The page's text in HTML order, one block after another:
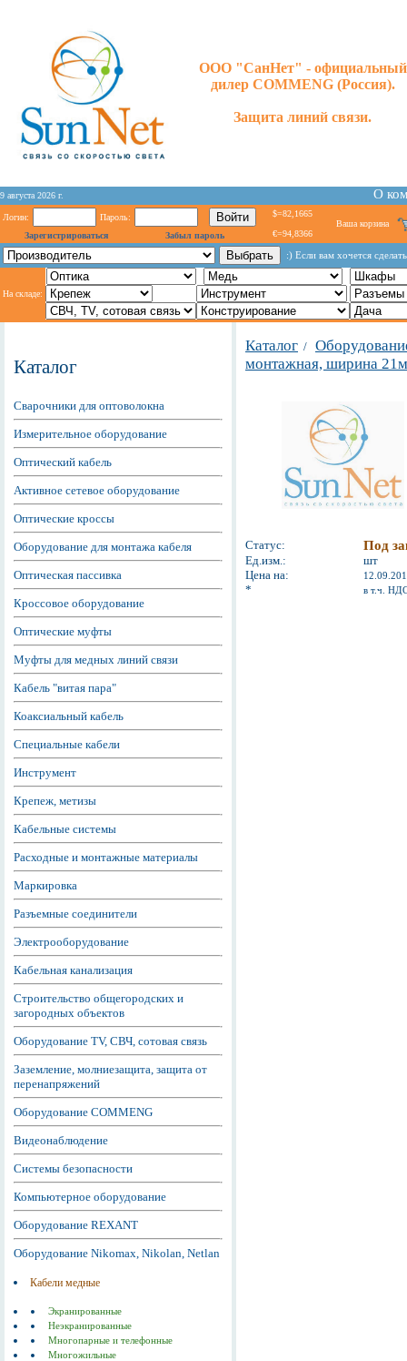
ООО "СанНет" - официальный
дилер COMMENG (Россия).
Защита линий связи.
9 августа 2026 г. О
Логин:
Пароль:
Зарегистрироваться
Забыл пароль
$=82,1665
€=94,8366
Ваша корзина
:) Если вам хочется
На складе:
Каталог
Сварочники для оптоволокна
Измерительное оборудование
Оптический кабель
Активное сетевое оборудование
Оптические кроссы
Оборудование для монтажа кабеля
Оптическая пассивка
Кроссовое оборудование
Оптические муфты
Муфты для медных линий связи
Кабель "витая пара"
Коаксиальный кабель
Специальные кабели
Инструмент
Крепеж, метизы
Кабельные системы
Расходные и монтажные материалы
Маркировка
Разъемные соединители
Электрооборудование
Кабельная канализация
Строительство общегородских и
загородных объектов
Оборудование TV, СВЧ, сотовая связь
Заземление, молниезащита, защита от
перенапряжений
Оборудование COMMENG
Видеонаблюдение
Системы безопасности
Компьютерное оборудование
Оборудование REXANT
Оборудование Nikomax, Nikolan, Netlan
Кабели медные
Экранированные
Неэкранированные
Многопарные и телефонные
Многожильные
Каталог /
монтажная, ширина
Статус: Под
Ед.изм.:
шт
Цена на:
* в т.ч.